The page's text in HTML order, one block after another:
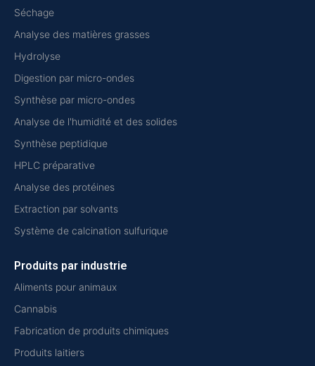
Séchage
Analyse des matières grasses
Hydrolyse
Digestion par micro-ondes
Synthèse par micro-ondes
Analyse de l'humidité et des solides
Synthèse peptidique
HPLC préparative
Analyse des protéines
Extraction par solvants
Système de calcination sulfurique
Produits par industrie
Aliments pour animaux
Cannabis
Fabrication de produits chimiques
Produits laitiers